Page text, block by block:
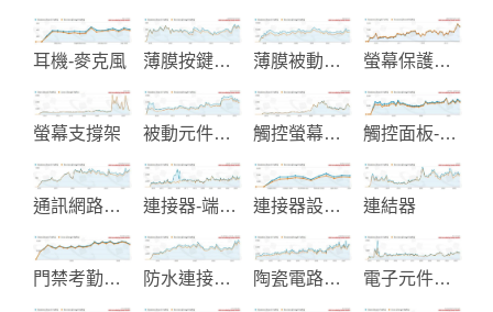
耳機-麥克風 薄膜按鍵及軟性電路板 薄膜被動元件 螢幕保護膜和濾光片製造
螢幕支撐架 被動元件庫存銷售 觸控螢幕終端機 觸控面板-觸控控制器
通訊網路線材及配件 連接器-端子及配件製造 連接器設計與製造 連結器
門禁考勤系統整合 防水連接器-微波天線-通訊插座 陶瓷電路板設計製造 電子元件製造